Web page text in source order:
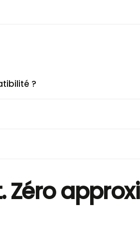
?
Zéro